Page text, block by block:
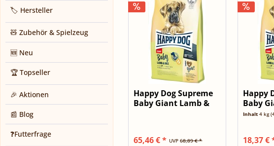
🏷️ Hersteller
🧸 Zubehör & Spielzeug
🆕 Neu
🏆 Topseller
🎉 Aktionen
📰 Blog
❓Futterfrage
Happy Dog Supreme
Baby Giant Lamb &
UVP68,89 € *
65,46 € *
Happy
Baby
Rice -
Inhalt 4 kg
18,37 €